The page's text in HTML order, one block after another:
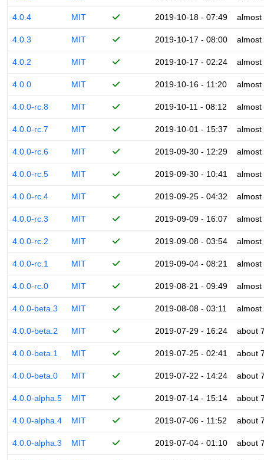
4.0.4 MIT 2019-10-18 - 07:49 almost
4.0.3 MIT 2019-10-17 - 08:00 almost
4.0.2 MIT 2019-10-17 - 02:24 almost
4.0.0 MIT 2019-10-16 - 11:20 almost
4.0.0-rc.8 MIT 2019-10-11 - 08:12 almost
4.0.0-rc.7 MIT 2019-10-01 - 15:37 almost
4.0.0-rc.6 MIT 2019-09-30 - 12:29 almost
4.0.0-rc.5 MIT 2019-09-30 - 10:41 almost
4.0.0-rc.4 MIT 2019-09-25 - 04:32 almost
4.0.0-rc.3 MIT 2019-09-09 - 16:07 almost
4.0.0-rc.2 MIT 2019-09-08 - 03:54 almost
4.0.0-rc.1 MIT 2019-09-04 - 08:21 almost
4.0.0-rc.0 MIT 2019-08-21 - 09:49 almost
4.0.0-beta.3 MIT 2019-08-08 - 03:11 almost
4.0.0-beta.2 MIT 2019-07-29 - 16:24 about
4.0.0-beta.1 MIT 2019-07-25 - 02:41 about
4.0.0-beta.0 MIT 2019-07-22 - 14:24 about
4.0.0-alpha.5 MIT 2019-07-14 - 15:14 about
4.0.0-alpha.4 MIT 2019-07-06 - 11:52 about
4.0.0-alpha.3 MIT 2019-07-04 - 01:10 about